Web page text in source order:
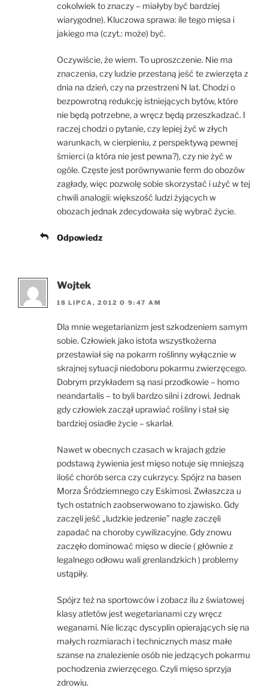
cokolwiek to znaczy – miałyby być bardziej
wiarygodne). Kluczowa sprawa: ile tego mięsa i
jakiego ma (czyt.: może) być.
Oczywiście, że wiem. To uproszczenie. Nie ma
znaczenia, czy ludzie przestaną jeść te zwierzęta z
dnia na dzień, czy na przestrzeni N lat. Chodzi o
bezpowrotną redukcję istniejących bytów, które
nie będą potrzebne, a wręcz będą przeszkadzać. I
raczej chodzi o pytanie, czy lepiej żyć w złych
warunkach, w cierpieniu, z perspektywą pewnej
śmierci (a która nie jest pewna?), czy nie żyć w
ogóle. Częste jest porównywanie ferm do obozów
zagłady, więc pozwolę sobie skorzystać i użyć w tej
chwili analogii: większość ludzi żyjących w
obozach jednak zdecydowała się wybrać życie.
Odpowiedz
Wojtek
18 LIPCA, 2012 O 9:47 AM
Dla mnie wegetarianizm jest szkodzeniem samym
sobie. Człowiek jako istota wszystkożerna
przestawiał się na pokarm roślinny wyłącznie w
skrajnej sytuacji niedoboru pokarmu zwierzęcego.
Dobrym przykładem są nasi przodkowie – homo
neandartalis – to byli bardzo silni i zdrowi. Jednak
gdy człowiek zaczął uprawiać rośliny i stał się
bardziej osiadłe życie – skarlał.
Nawet w obecnych czasach w krajach gdzie
podstawą żywienia jest mięso notuje się mniejszą
ilość chorób serca czy cukrzycy. Spójrz na basen
Morza Śródziemnego czy Eskimosi. Zwłaszcza u
tych ostatnich zaobserwowano to zjawisko. Gdy
zaczęli jeść „ludzkie jedzenie” nagle zaczęli
zapadać na choroby cywilizacyjne. Gdy znowu
zaczęło dominować mięso w diecie ( głównie z
legalnego odłowu wali grenlandzkich ) problemy
ustąpiły.
Spójrz też na sportowców i zobacz ilu z światowej
klasy atletów jest wegetarianami czy wręcz
weganami. Nie licząc dyscyplin opierających się na
małych rozmiarach i technicznych masz małe
szanse na znalezienie osób nie jedzących pokarmu
pochodzenia zwierzęcego. Czyli mięso sprzyja
zdrowiu.